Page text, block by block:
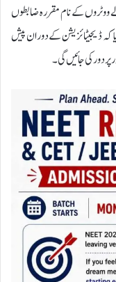
ووٹروں کے نام مقررہ ضابطوں
ڈیجیٹائزیشن کے دوران پیش
دور کی جائیں گی۔